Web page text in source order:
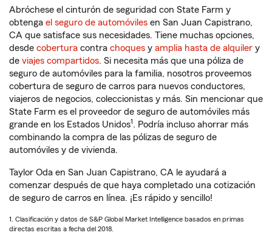
Abróchese el cinturón de seguridad con State Farm y
obtenga el seguro de automóviles en San Juan Capistrano,
CA que satisface sus necesidades. Tiene muchas opciones,
desde cobertura contra choques y amplia hasta de alquiler y
de viajes compartidos. Si necesita más que una póliza de
seguro de automóviles para la familia, nosotros proveemos
cobertura de seguro de carros para nuevos conductores,
viajeros de negocios, coleccionistas y más. Sin mencionar que
State Farm es el proveedor de seguro de automóviles más
grande en los Estados Unidos1. Podría incluso ahorrar más
combinando la compra de las pólizas de seguro de
automóviles y de vivienda.
Taylor Oda en San Juan Capistrano, CA le ayudará a
comenzar después de que haya completado una cotización
de seguro de carros en línea. ¡Es rápido y sencillo!
1. Clasificación y datos de S&P Global Market Intelligence basados en primas
directas escritas a fecha del 2018.